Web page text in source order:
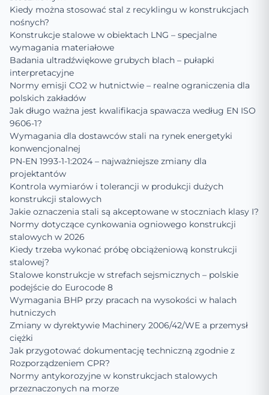
Kiedy można stosować stal z recyklingu w konstrukcjach
nośnych?
Konstrukcje stalowe w obiektach LNG – specjalne
wymagania materiałowe
Badania ultradźwiękowe grubych blach – pułapki
interpretacyjne
Normy emisji CO2 w hutnictwie – realne ograniczenia dla
polskich zakładów
Jak długo ważna jest kwalifikacja spawacza według EN ISO
9606-1?
Wymagania dla dostawców stali na rynek energetyki
konwencjonalnej
PN-EN 1993-1-1:2024 – najważniejsze zmiany dla
projektantów
Kontrola wymiarów i tolerancji w produkcji dużych
konstrukcji stalowych
Jakie oznaczenia stali są akceptowane w stoczniach klasy I?
Normy dotyczące cynkowania ogniowego konstrukcji
stalowych w 2026
Kiedy trzeba wykonać próbę obciążeniową konstrukcji
stalowej?
Stalowe konstrukcje w strefach sejsmicznych – polskie
podejście do Eurocode 8
Wymagania BHP przy pracach na wysokości w halach
hutniczych
Zmiany w dyrektywie Machinery 2006/42/WE a przemysł
ciężki
Jak przygotować dokumentację techniczną zgodnie z
Rozporządzeniem CPR?
Normy antykorozyjne w konstrukcjach stalowych
przeznaczonych na morze